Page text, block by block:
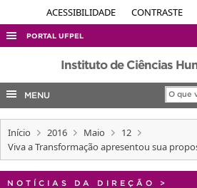
ACESSIBILIDADE CONTRASTE
PORTAL UFPEL
ACESSO À INFORMAÇÃO
AUDITORIA
COBALTO
CONCURSOS
INTERNACIONAL
Instituto de Ciências
MENU
Início 2016 Maio
12
Viva a Transformação apresentou sua
NOTÍCIAS DA DIREÇÃO >